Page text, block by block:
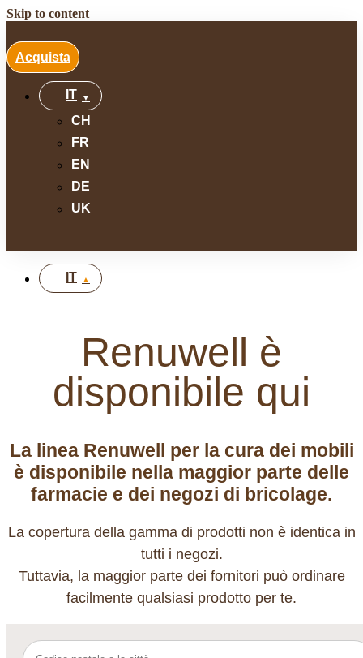
Skip to content
Acquista
IT
CH
FR
EN
DE
UK
IT
Renuwell è
disponibile qui
La linea Renuwell per la cura dei mobili
è disponibile nella maggior parte delle
farmacie e dei negozi di bricolage.
La copertura della gamma di prodotti non è identica in
tutti i negozi.
Tuttavia, la maggior parte dei fornitori può ordinare
facilmente qualsiasi prodotto per te.